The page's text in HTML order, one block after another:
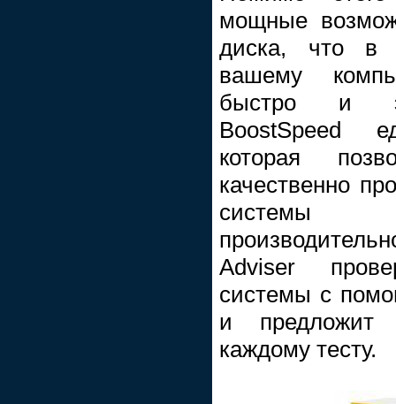
мощные
диска, что в
вашему
быстро и
BoostSpeed
которая
качественно
системы
Adviser
системы с
и предложит
каждому тесту.